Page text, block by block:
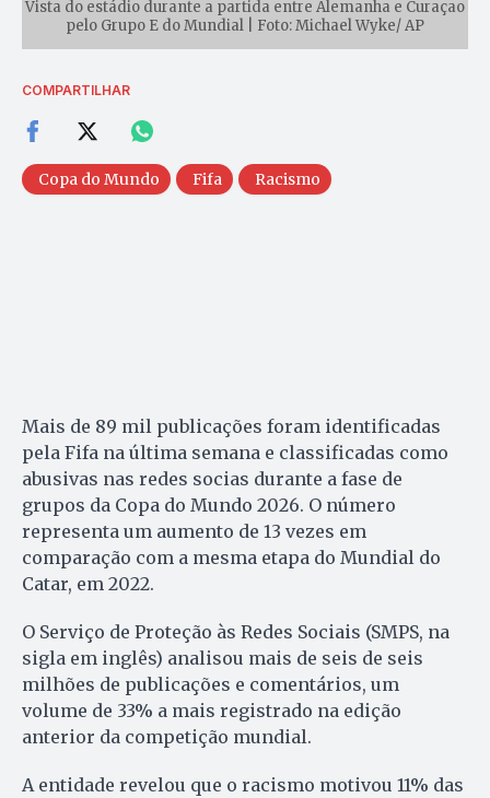
Vista do estádio durante a partida entre Alemanha e Curaçao
pelo Grupo E do Mundial | Foto: Michael Wyke/ AP
COMPARTILHAR
Copa do Mundo Fifa Racismo
Mais de 89 mil publicações foram identificadas
pela Fifa na última semana e classificadas como
abusivas nas redes socias durante a fase de
grupos da Copa do Mundo 2026. O número
representa um aumento de 13 vezes em
comparação com a mesma etapa do Mundial do
Catar, em 2022.
O Serviço de Proteção às Redes Sociais (SMPS, na
sigla em inglês) analisou mais de seis de seis
milhões de publicações e comentários, um
volume de 33% a mais registrado na edição
anterior da competição mundial.
A entidade revelou que o racismo motivou 11% das